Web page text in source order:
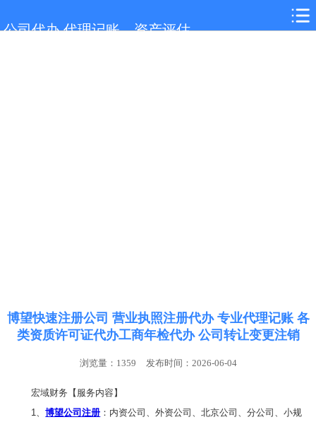
公司代办,代理记账，资产评估
网站首页
博望快速注册公司 营业执照注册代办 专业代理记账 各
类资质许可证代办工商年检代办 公司转让变更注销
浏览量：1359 发布时间：2026-06-04
宏域财务【服务内容】
1、博望公司注册 ：内资公司、外资公司、北京公司、分公司、小规